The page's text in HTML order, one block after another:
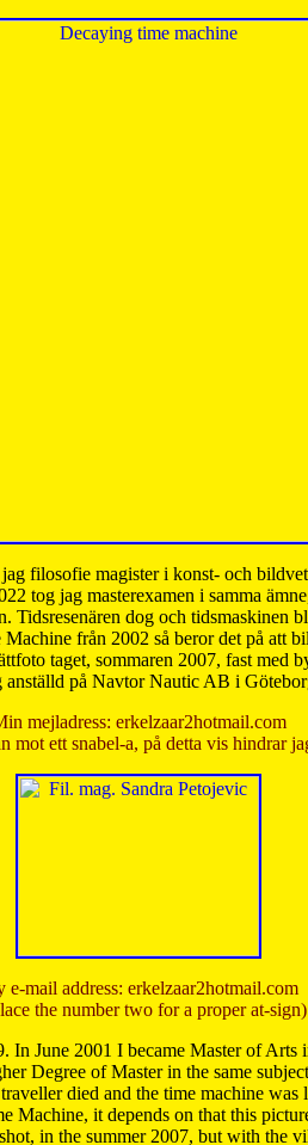
filosofie magister i konst- och
tog jag masterexamen i samma
Tidsresenären dog och
från 2002 så beror det på att
taget, sommaren 2007, fast med
anställd på Navtor Nautic AB i
mejladress: erkelzaar2hotmail.com
mot ett snabel-a, på detta vis hindrar
e-mail address: erkelzaar2hotmail.com
the number two for a proper at-sign)
June 2001 I became Master of
Degree of Master in the same
died and the time machine
it depends on that this
in the summer 2007, but with the